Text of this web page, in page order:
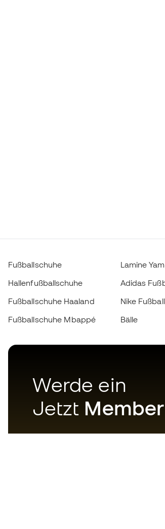
Fußballschuhe
Hallenfußballschuhe
Fußballschuhe Haaland
Fußballschuhe Mbappé
Lamine
Adidas
Nike
Bälle
Werde ein
Jetzt Member